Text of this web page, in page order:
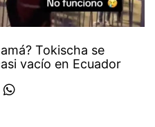
Tokischa se
vacío en Ecuador